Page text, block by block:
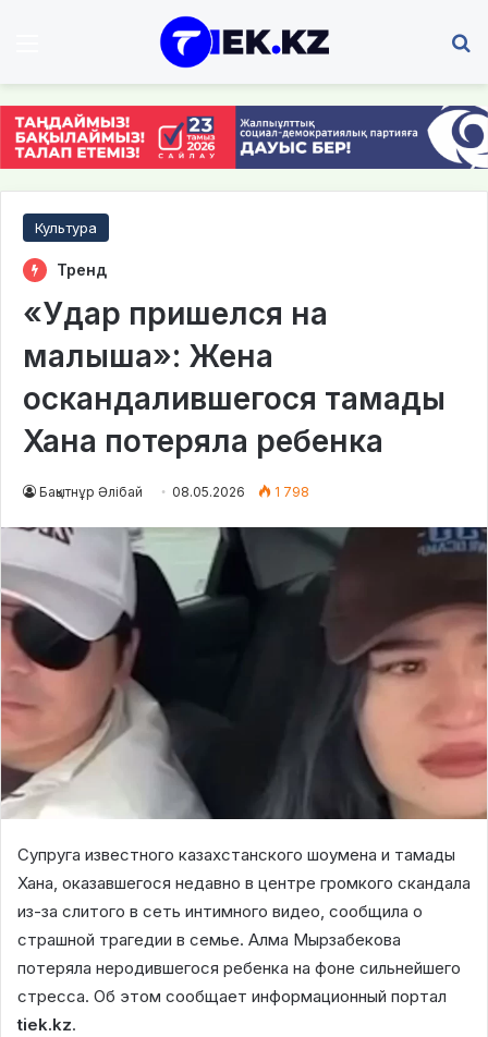
Культура
Тренд
«Удар пришелся на
малыша»: Жена
оскандалившегося тамады
Хана потеряла ребенка
Бақытнұр Әлібай 08.05.2026 1 798
Супруга известного казахстанского шоумена и тамады
Хана, оказавшегося недавно в центре громкого скандала
из-за слитого в сеть интимного видео, сообщила о
страшной трагедии в семье. Алма Мырзабекова
потеряла неродившегося ребенка на фоне сильнейшего
стресса. Об этом сообщает информационный портал
tiek.kz.